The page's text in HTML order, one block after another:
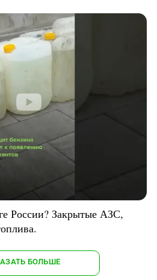
России? Закрытые АЗС,
БОЛЬШЕ